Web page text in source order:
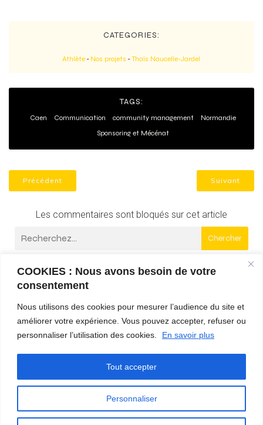
COOKIES : Nous avons besoin de votre
consentement
Nous utilisons des cookies pour mesurer l’audience du site et
améliorer votre expérience. Vous pouvez accepter, refuser ou
personnaliser l’utilisation des cookies.
En savoir plus
Personnaliser
Tout accepter
CATEGORIES:
Athlète - Nos projets -Thaïs Naucelle-Jardel
TAGS:
Caen Communication community management
Normandie
Sponsoring et Mécénat
Précédent Suivant
Les commentaires sont bloqués sur cet article
Chercher
Communication digitale
Marketing sportif et partenariats +
© 2026 Agence de communication, marketing &
événementiel sport – CAMEMB’R. Created with
using